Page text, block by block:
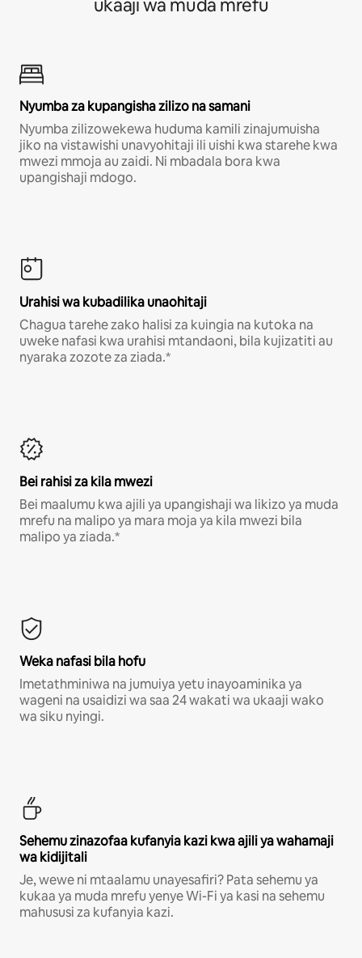
ukaaji wa muda mrefu
Nyumba za kupangisha zilizo na samani
Nyumba zilizowekewa huduma kamili zinajumuisha
jiko na vistawishi unavyohitaji ili uishi kwa starehe kwa
mwezi mmoja au zaidi. Ni mbadala bora kwa
upangishaji mdogo.
Urahisi wa kubadilika unaohitaji
Chagua tarehe zako halisi za kuingia na kutoka na
uweke nafasi kwa urahisi mtandaoni, bila kujizatiti au
nyaraka zozote za ziada.*
Bei rahisi za kila mwezi
Bei maalumu kwa ajili ya upangishaji wa likizo ya muda
mrefu na malipo ya mara moja ya kila mwezi bila
malipo ya ziada.*
Weka nafasi bila hofu
Imetathminiwa na jumuiya yetu inayoaminika ya
wageni na usaidizi wa saa 24 wakati wa ukaaji wako
wa siku nyingi.
Sehemu zinazofaa kufanyia kazi kwa ajili ya wahamaji
wa kidijitali
Je, wewe ni mtaalamu unayesafiri? Pata sehemu ya
kukaa ya muda mrefu yenye Wi-Fi ya kasi na sehemu
mahususi za kufanyia kazi.